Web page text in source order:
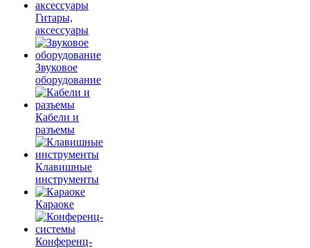
Гитары,
аксессуары
Звуковое
оборудование
Кабели и
разъемы
Клавишные
инструменты
Караоке
Конференц-